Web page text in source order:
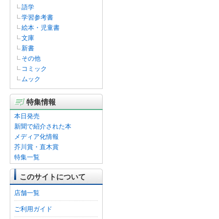
語学
学習参考書
絵本・児童書
文庫
新書
その他
コミック
ムック
特集情報
本日発売
新聞で紹介された本
メディア化情報
芥川賞・直木賞
特集一覧
このサイトについて
店舗一覧
ご利用ガイド